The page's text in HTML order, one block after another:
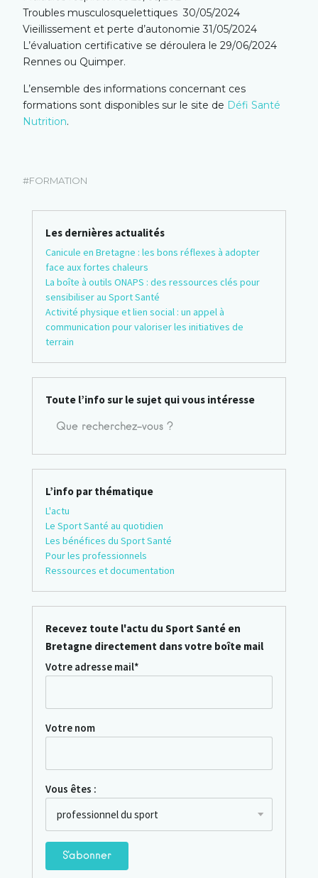
Troubles musculosquelettiques 30/05/2024
Vieillissement et perte d’autonomie 31/05/2024
L’évaluation certificative se déroulera le 29/06/2024
Rennes ou Quimper.
L’ensemble des informations concernant ces
formations sont disponibles sur le site de Défi Santé
Nutrition.
FORMATION
Les dernières actualités
Canicule en Bretagne : les bons réflexes à adopter
face aux fortes chaleurs
La boîte à outils ONAPS : des ressources clés pour
sensibiliser au Sport Santé
Activité physique et lien social : un appel à
communication pour valoriser les initiatives de
terrain
Toute l’info sur le sujet qui vous intéresse
L’info par thématique
L'actu
Le Sport Santé au quotidien
Les bénéfices du Sport Santé
Pour les professionnels
Ressources et documentation
Recevez toute l'actu du Sport Santé en
Bretagne directement dans votre boîte mail
Votre adresse mail*
Votre nom
Vous êtes :